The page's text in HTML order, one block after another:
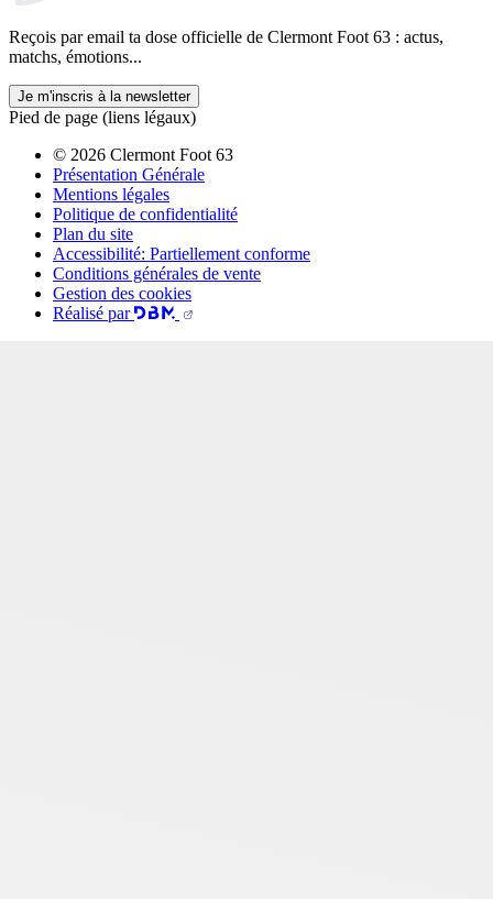
Reçois par email ta dose officielle de Clermont Foot 63 : actus,
matchs, émotions...
Je m'inscris à la newsletter
Pied de page (liens légaux)
© 2026 Clermont Foot 63
Présentation Générale
Mentions légales
Politique de confidentialité
Plan du site
Accessibilité: Partiellement conforme
Conditions générales de vente
Gestion des cookies
Réalisé par